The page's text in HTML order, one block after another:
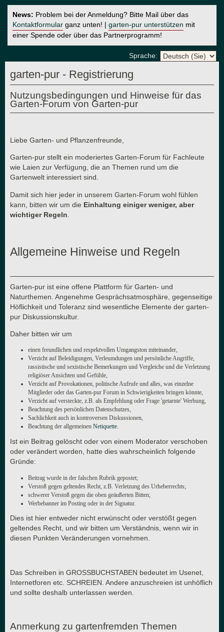
News: Problem bei der Anmeldung? Bitte Mail über das
Kontaktformular ganz unten! | garten-pur unterstützen mit
einer Spende oder über das Partnerprogramm!
Sprache:
garten-pur - Registrierung
Nutzungsbedingungen und Hinweise für das
Garten-Forum von Garten-pur
Liebe Garten- und Pflanzenfreunde,
Garten-pur stellt ein moderiertes Garten-Forum für Fachleute
wie Laien zur Verfügung, die an Themen rund um die
Gartenwelt interessiert sind.
Damit sich hier jeder in unserem Garten-Forum wohl fühlen
kann, bitten wir um die Einhaltung einiger weniger, aber
wichtiger Regeln
Allgemeine Hinweise und Regeln
Garten-pur ist eine offene Plattform für Garten- und
Naturthemen. Angenehme Gesprächsatmosphäre, gegenseitige
Höflichkeit und Toleranz sind wesentliche Elemente der garten-
pur Diskussionskultur.
Daher bitten wir um
einen freundlichen und respektvollen Umgangston miteinander,
Verzicht auf Beleidigungen, Verleumdungen und persönliche Angriffe,
rassistische und sexistische Bemerkungen und Vergleiche und die Verletzung
religiöser Ansichten und Gefühle,
Verzicht auf Provokationen, politische Aufrufe und alles, was einzelne
Mitglieder oder das Garten-pur Forum in Schwierigkeiten bringen könnte,
Verzicht auf versteckte, z.B. als Empfehlung oder Frage 'getarnte' Werbung,
Beachtung des persönlichen Datenschutzes,
Sachlichkeit auch in kontroversen Diskussionen,
Beachtung der allgemeinen Netiquette.
Ist ein Beitrag gelöscht oder von einem Moderator verschoben
oder verändert worden, hatte dies wahrscheinlich folgende
Gründe:
Beitrag wurde in der falschen Rubrik gepostet;
Verstoß gegen geltendes Recht, z.B. Verletzung des Urheberrechts;
schwerer Verstoß gegen die oben geäußerten Bitten;
Werbebanner im Posting oder in der Signatur.
Dies ist hier entweder nicht erwünscht oder verstößt gegen
geltendes Recht, und wir bitten um Verständnis, wenn wir in
diesen Punkten Veränderungen vornehmen.
Das Schreiben in GROSSBUCHSTABEN bedeutet im Usenet,
Internetforen etc. SCHREIEN. Andere anzuschreien ist unhöflich
und sollte deshalb unterlassen werden.
Anmerkung zu gartenfremden Themen